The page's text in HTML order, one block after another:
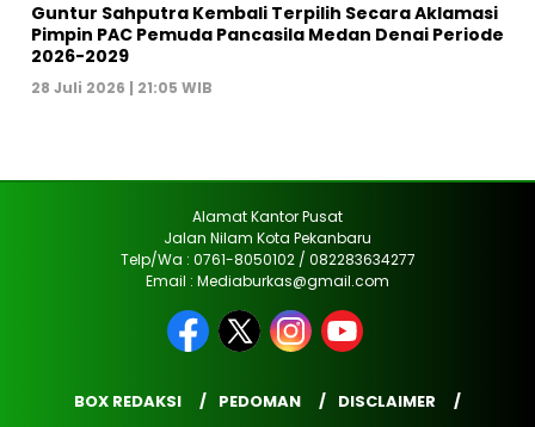
Guntur Sahputra Kembali Terpilih Secara Aklamasi
Pimpin PAC Pemuda Pancasila Medan Denai Periode
2026-2029
28 Juli 2026 | 21:05 WIB
Alamat Kantor Pusat
Jalan Nilam Kota Pekanbaru
Telp/Wa : 0761-8050102 / 082283634277
Email : Mediaburkas@gmail.com
BOX REDAKSI PEDOMAN
DISCLAIMER